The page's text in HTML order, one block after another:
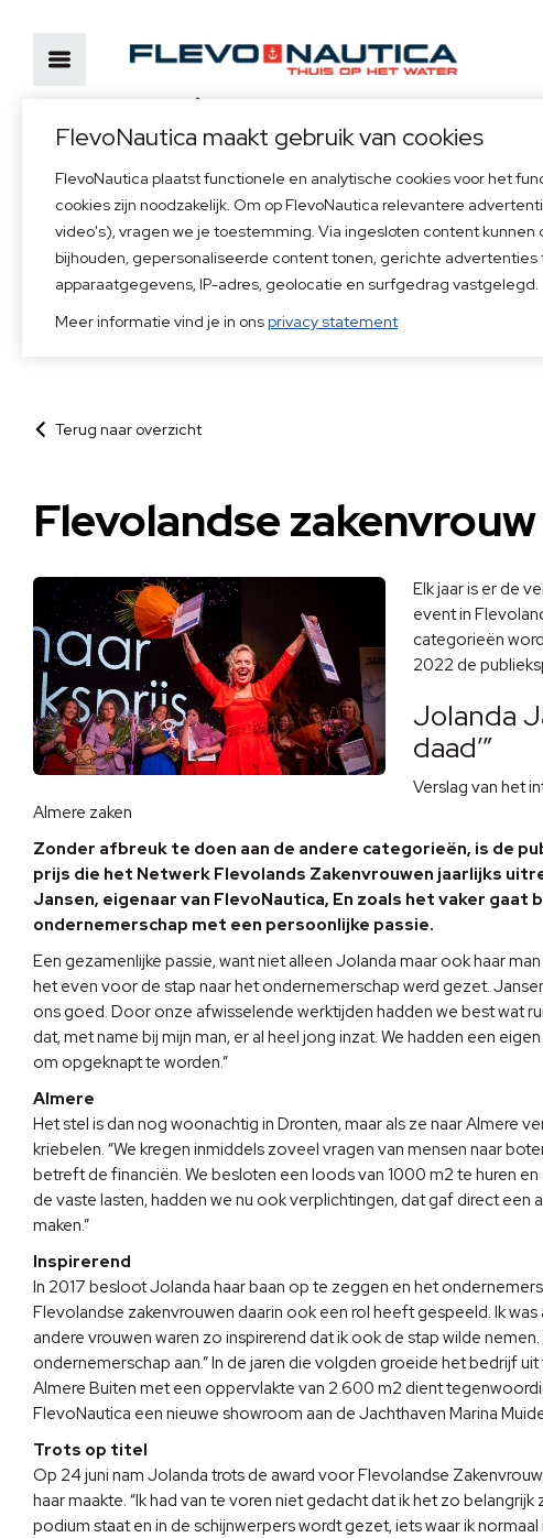
Bezoekadres
Marinaweg 14, 1361 AC Almere
52°20'30.7"N, 5°07'59.4"E
Neem direct contact op
+31(0)36 53 68 555
info@flevonautica.nl
Terug naar overzicht
Flevolandse
Elk jaar is er de
event in
categorieën
2022 de
Jolanda
daad’”
Verslag van het
Almere zaken
Zonder afbreuk te doen aan de andere categorieën, is de
prijs die het Netwerk Flevolands Zakenvrouwen jaarlijks
Jansen, eigenaar van FlevoNautica, En zoals het vaker gaat
ondernemerschap met een persoonlijke passie.
Een gezamenlijke passie, want niet alleen Jolanda maar ook haar
het even voor de stap naar het ondernemerschap werd gezet.
ons goed. Door onze afwisselende werktijden hadden we best wat
dat, met name bij mijn man, er al heel jong inzat. We hadden een
om opgeknapt te worden.”
Almere
Het stel is dan nog woonachtig in Dronten, maar als ze naar Almere
kriebelen. “We kregen inmiddels zoveel vragen van mensen naar
betreft de financiën. We besloten een loods van 1000 m2 te huren
de vaste lasten, hadden we nu ook verplichtingen, dat gaf direct een
maken.”
Inspirerend
In 2017 besloot Jolanda haar baan op te zeggen en het
Flevolandse zakenvrouwen daarin ook een rol heeft gespeeld. Ik
andere vrouwen waren zo inspirerend dat ik ook de stap wilde
ondernemerschap aan.” In de jaren die volgden groeide het bedrijf
Almere Buiten met een oppervlakte van 2.600 m2 dient
FlevoNautica een nieuwe showroom aan de Jachthaven Marina
Trots op titel
Op 24 juni nam Jolanda trots de award voor Flevolandse
haar maakte. “Ik had van te voren niet gedacht dat ik het zo
podium staat en in de schijnwerpers wordt gezet, iets waar ik
FlevoNautica maakt gebruik van cookies
FlevoNautica plaatst functionele en analytische cookies voor het
cookies zijn noodzakelijk. Om op FlevoNautica relevantere
video's), vragen we je toestemming. Via ingesloten content
bijhouden, gepersonaliseerde content tonen, gerichte advertenties
apparaatgegevens, IP-adres, geolocatie en surfgedrag vastgelegd.
Meer informatie vind je in ons privacy statement